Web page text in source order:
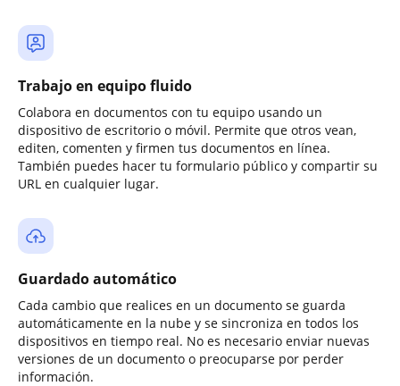
Trabajo en equipo fluido
Colabora en documentos con tu equipo usando un
dispositivo de escritorio o móvil. Permite que otros vean,
editen, comenten y firmen tus documentos en línea.
También puedes hacer tu formulario público y compartir su
URL en cualquier lugar.
Guardado automático
Cada cambio que realices en un documento se guarda
automáticamente en la nube y se sincroniza en todos los
dispositivos en tiempo real. No es necesario enviar nuevas
versiones de un documento o preocuparse por perder
información.